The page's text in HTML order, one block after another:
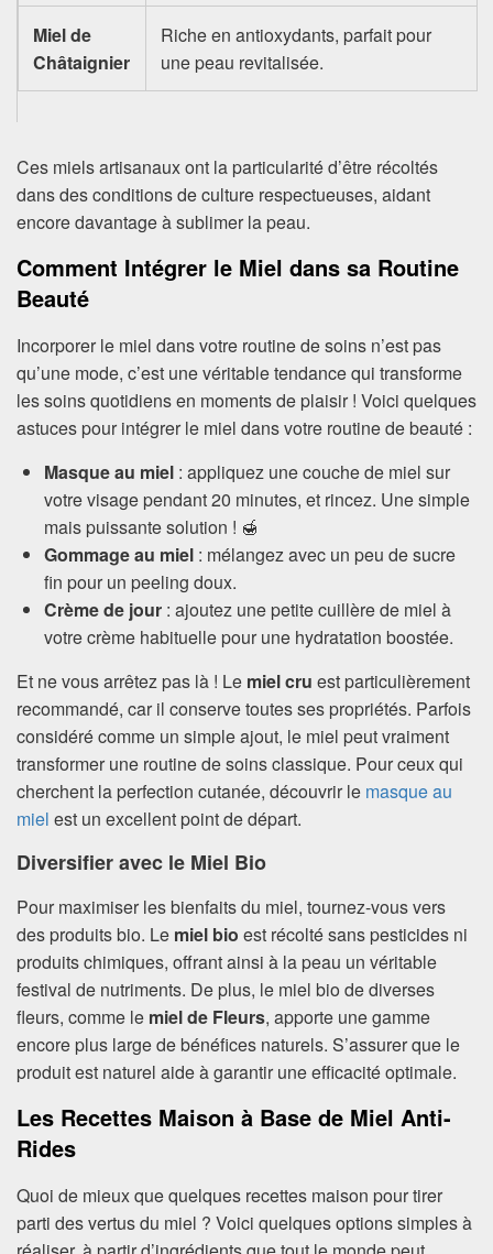
Miel de
Châtaignier
Riche en antioxydants, parfait pour
une peau revitalisée.
Ces miels artisanaux ont la particularité d’être récoltés
dans des conditions de culture respectueuses, aidant
encore davantage à sublimer la peau.
Comment Intégrer le Miel dans sa Routine
Beauté
Incorporer le miel dans votre routine de soins n’est pas
qu’une mode, c’est une véritable tendance qui transforme
les soins quotidiens en moments de plaisir ! Voici quelques
astuces pour intégrer le miel dans votre routine de beauté :
Masque au miel : appliquez une couche de miel sur
votre visage pendant 20 minutes, et rincez. Une simple
mais puissante solution ! 🍯
Gommage au miel : mélangez avec un peu de sucre
fin pour un peeling doux.
Crème de jour : ajoutez une petite cuillère de miel à
votre crème habituelle pour une hydratation boostée.
Et ne vous arrêtez pas là ! Le miel cru est particulièrement
recommandé, car il conserve toutes ses propriétés. Parfois
considéré comme un simple ajout, le miel peut vraiment
transformer une routine de soins classique. Pour ceux qui
cherchent la perfection cutanée, découvrir le masque au
miel est un excellent point de départ.
Diversifier avec le Miel Bio
Pour maximiser les bienfaits du miel, tournez-vous vers
des produits bio. Le miel bio est récolté sans pesticides ni
produits chimiques, offrant ainsi à la peau un véritable
festival de nutriments. De plus, le miel bio de diverses
fleurs, comme le miel de Fleurs, apporte une gamme
encore plus large de bénéfices naturels. S’assurer que le
produit est naturel aide à garantir une efficacité optimale.
Les Recettes Maison à Base de Miel Anti-
Rides
Quoi de mieux que quelques recettes maison pour tirer
parti des vertus du miel ? Voici quelques options simples à